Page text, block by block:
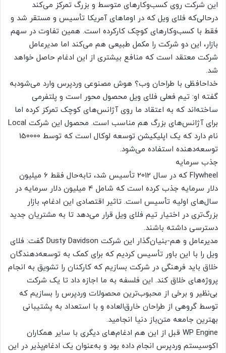
این شرکت روی کسب‌وکارهای متوسط و بزرگ تمرکز می‌کند
درحالی‌که فلای ویل که در اوماهای آمریکا تأسیس و مستقر شد و
فقط با کسب‌وکارهای کوچک کارکرده است. همین تفاوت در سهم
بازار، این دو شرکت را مکمل طبیعی هم می‌کند اما مدیرعامل
شرکت معتقد است که منافع بیشتری از این ادغام حاصل خواهد
شد.
خداحافظی با طراحان وب؟ هوش مصنوعی وردپرس وارد می‌شودبه
گفته او: تیم فعلی فلای ویل محصول محور است و پلتفرمی
ساخته‌اند که به اعتقاد ما روی آژانس‌های کوچک تمرکز کرده اما
برای آژانس‌های بزرگ هم مناسب است. محصول این شرکت Local
نام دارد که یک اپلیکیشن توسعه لوکال است که توسط 150000
توسعه‌دهنده استفاده می‌شود.
جذب سرمایه
Flywheel که در سال 2012 تأسیس شد، تابه‌حال فقط 6 میلیون
دلار سرمایه جذب کرده است که شامل 4 میلیون دلار سرمایه در
سال‌های اولیه تأسیس است. تاثیر اقتصادی این ادغام، بازار
بزرگ‌تری در اختیار تیم فلای ویل قرار می‌دهد تا به مشتریان جدید
دسترسی داشته باشند.
مدیرعامل و هم-بنیان‌گذار این شرکت Dusty Davidson گفت: فلای
ویل را با این باور تأسیس کردیم که برای کمک به توسعه‌دهندگان
خلاق باید فرهنگی در شرکت بسازیم که کارکنان را تشویق به انجام
پروژه‌های خلاق کند. این فلسفه به ما اجازه داد تا یک شرکت
بی‌نظیر و برخی از محبوب‌ترین محصولات وردپرس را بسازیم که
توسط گروهی از طراحان خارق‌العاده و با استعداد به پشتیبانی
بهترین جامعه متن‌باز دنیا انجامید.
WP Engine قبل از این هم ادغام‌های دیگری با سایر همکاران
اکوسیستم وردپرس انجام داده بود و به‌عنوان یک ادغام‌پذیر در این